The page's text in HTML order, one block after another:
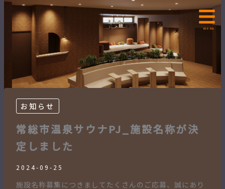
menu
お知らせ
常総市温泉サウナPJ_施設名称が決
定しました
2024-09-25
施設名称募集につきましてたくさんのご応募、誠にあり